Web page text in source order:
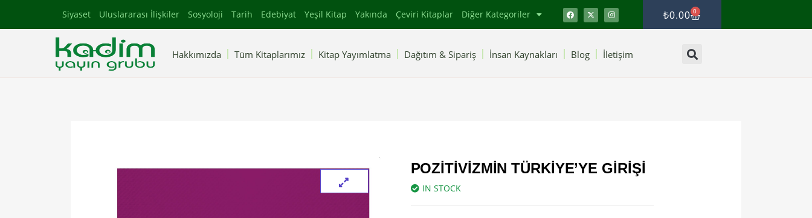
Siyaset Uluslararası İlişkiler Sosyoloji Tarih Edebiyat Yeşil Kitap Yakında Çeviri Kitaplar Diğer Kategoriler ₺0.00 0
Hakkımızda Tüm Kitaplarımız Kitap Yayımlatma Dağıtım & Sipariş İnsan Kaynakları Blog İletişim
POZITIVIZMIN TÜRKIYE’YE GIRIŞI
IN STOCK